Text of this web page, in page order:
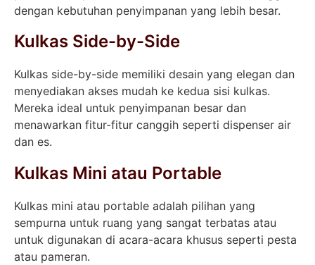
dengan kebutuhan penyimpanan yang lebih besar.
Kulkas Side-by-Side
Kulkas side-by-side memiliki desain yang elegan dan
menyediakan akses mudah ke kedua sisi kulkas.
Mereka ideal untuk penyimpanan besar dan
menawarkan fitur-fitur canggih seperti dispenser air
dan es.
Kulkas Mini atau Portable
Kulkas mini atau portable adalah pilihan yang
sempurna untuk ruang yang sangat terbatas atau
untuk digunakan di acara-acara khusus seperti pesta
atau pameran.